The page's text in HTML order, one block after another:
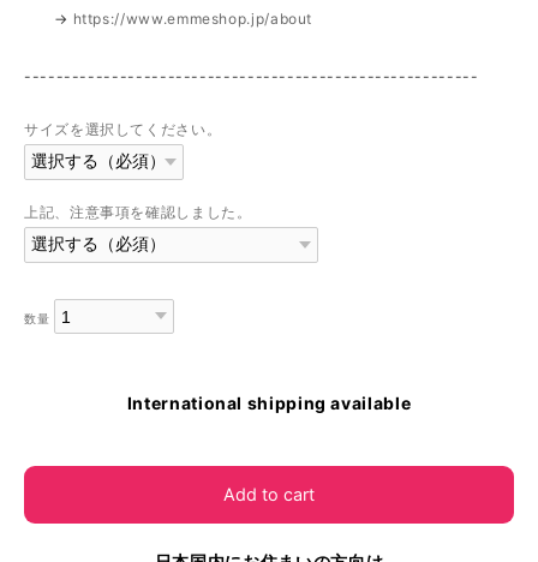
→ https://www.emmeshop.jp/about
---------------------------------------------------------
サイズを選択してください。
上記、注意事項を確認しました。
数量
International shipping available
Add to cart